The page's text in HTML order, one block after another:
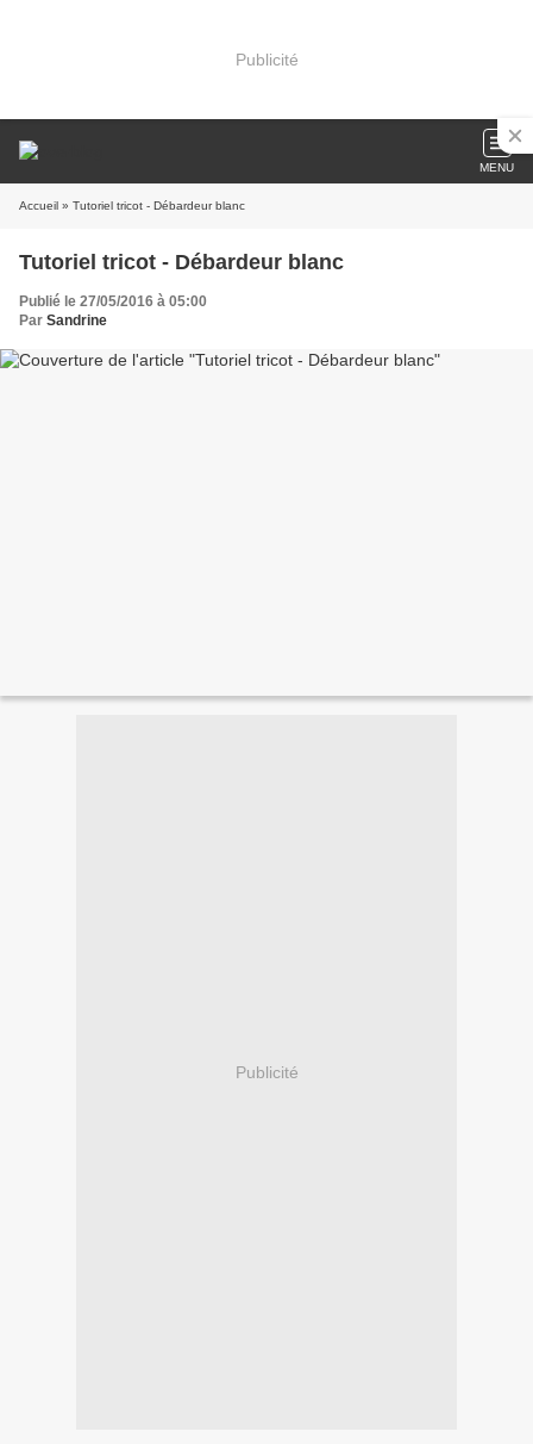
Publicité
MENU
Accueil » Tutoriel tricot - Débardeur blanc
Tutoriel tricot - Débardeur blanc
Publié le 27/05/2016 à 05:00
Par Sandrine
Publicité